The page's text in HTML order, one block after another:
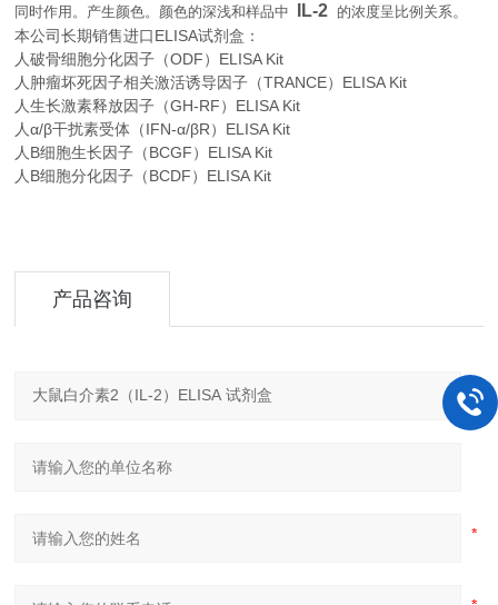
同时作用。产生颜色。颜色的深浅和样品中
IL-2 的浓度呈比例关系。
本公司长期销售进口ELISA试剂盒：
人破骨细胞分化因子（ODF）ELISA Kit
人肿瘤坏死因子相关激活诱导因子（TRANCE）ELISA Kit
人生长激素释放因子（GH-RF）ELISA Kit
人α/β干扰素受体（IFN-α/βR）ELISA Kit
人B细胞生长因子（BCGF）ELISA Kit
人B细胞分化因子（BCDF）ELISA Kit
产品咨询